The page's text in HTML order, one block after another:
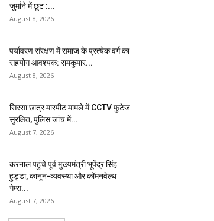
जुर्माने में छूट :...
August 8, 2026
पर्यावरण संरक्षण में समाज के प्रत्येक वर्ग का
सहयोग आवश्यक: रामकुमार...
August 8, 2026
सिरसा छात्र मारपीट मामले में CCTV फुटेज
सुरक्षित, पुलिस जांच में...
August 7, 2026
करनाल पहुंचे पूर्व मुख्यमंत्री भूपेंद्र सिंह
हुड्डा, कानून-व्यवस्था और कॉमनवेल्थ
गेम्स...
August 7, 2026